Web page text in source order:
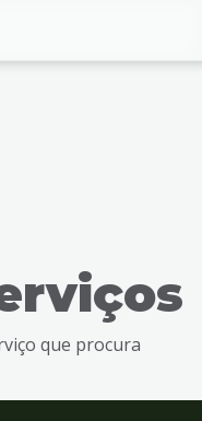
que procura